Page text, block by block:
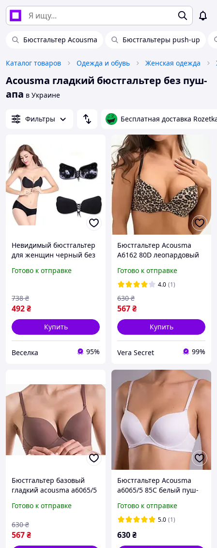
Бюстгальтер Acousma Бюстгальтеры push-up
Каталог товаров Одежда и обувь Женская одежда
Acousma гладкий бюстгальтер без пуш-
апа в Украине
Фильтры Бесплатная доставка
Невидимый бюстгальтер
для женщин черный без
пуш-ап для создания
Готово к отправке
492₴
738 ₴
Купить
Веселка 95%
Бюстгальтер Acousma
A6162 80D леопардовый
Готово к отправке
4.0 (1)
567₴
630 ₴
Купить
Vera Secret 99%
Бюстгальтер базовый
гладкий acousma a6065/5
Готово к отправке
567₴
630 ₴
Бюстгальтер Acousma
a6065/5 85C белый пуш-
Готово к отправке
5.0 (1)
630₴